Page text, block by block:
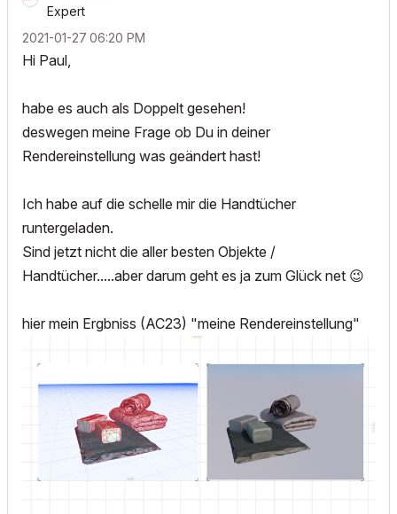
Expert
‎2021-01-27 06:20 PM
Hi Paul,
habe es auch als Doppelt gesehen!
deswegen meine Frage ob Du in deiner
Rendereinstellung was geändert hast!
Ich habe auf die schelle mir die Handtücher
runtergeladen.
Sind jetzt nicht die aller besten Objekte /
Handtücher.....aber darum geht es ja zum Glück net 😉
hier mein Ergbniss (AC23) "meine Rendereinstellung"